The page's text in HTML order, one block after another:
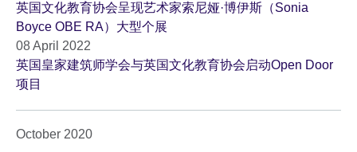
英国文化教育协会呈现艺术家索尼娅·博伊斯（Sonia
Boyce OBE RA）大型个展
08 April 2022
英国皇家建筑师学会与英国文化教育协会启动Open Door
项目
October 2020